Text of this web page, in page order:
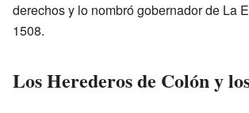
derechos y lo nombró gobernador de La
1508.
Los Herederos de Colón y